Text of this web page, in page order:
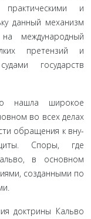
и
данный механизм
международный
претензий и
государств
нашла широкое
во всех делах
обращения к вну­
Споры, где
в основном
созданными по
доктрины Кальво